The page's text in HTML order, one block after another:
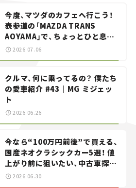
今度、マツダのカフェへ行こう！
表参道の「MAZDA TRANS
AOYAMA」で、ちょっとひと息。
——連載｜CCGとクルマでどうす
2026.07.06
クルマ、何に乗ってるの？ 僕たち
の愛車紹介 #43｜MG ミジェッ
ト
2026.06.26
今なら“100万円前後”で買える、
国産ネオクラシックカー5選！ 値
上がり前に狙いたい、中古車探し
をお手伝い――ちょっとイケてるマ
2026.06.30